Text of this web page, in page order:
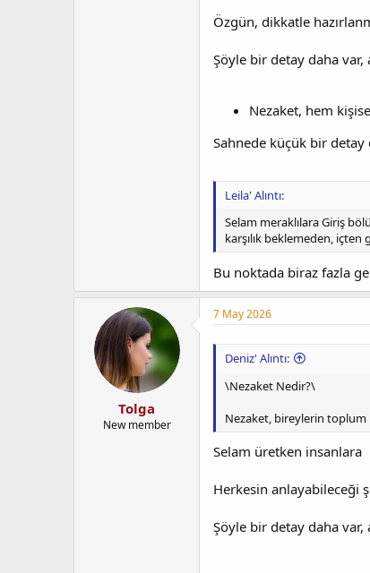
Özgün, dikkatle
Şöyle bir detay daha
Nezaket, hem
Sahnede küçük bir detay
Leila' Alıntı:
Selam meraklılara Giriş
karşılık beklemeden, içten
Bu noktada biraz fazla
Tolga
New member
7 May 2026
Deniz' Alıntı:
\Nezaket Nedir?\
Nezaket, bireylerin toplum
Selam üretken insanlara
Herkesin anlayabileceği
Şöyle bir detay daha